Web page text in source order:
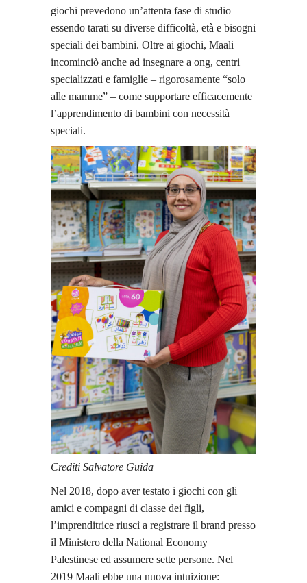
giochi prevedono un’attenta fase di studio
essendo tarati su diverse difficoltà, età e bisogni
speciali dei bambini. Oltre ai giochi, Maali
incominciò anche ad insegnare a ong, centri
specializzati e famiglie – rigorosamente “solo
alle mamme” – come supportare efficacemente
l’apprendimento di bambini con necessità
speciali.
Crediti Salvatore Guida
Nel 2018, dopo aver testato i giochi con gli
amici e compagni di classe dei figli,
l’imprenditrice riuscì a registrare il brand presso
il Ministero della National Economy
Palestinese ed assumere sette persone. Nel
2019 Maali ebbe una nuova intuizione: